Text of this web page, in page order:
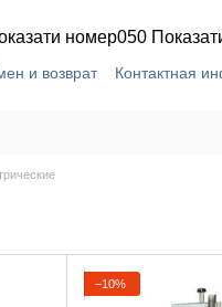
номер050
и возврат Контактная
−10%